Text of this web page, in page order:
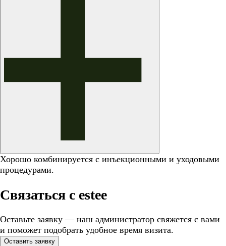
Хорошо комбинируется с инъекционными и уходовыми
процедурами.
Связаться с estee
Оставьте заявку — наш администратор свяжется с вами
и поможет подобрать удобное время визита.
Оставить заявку